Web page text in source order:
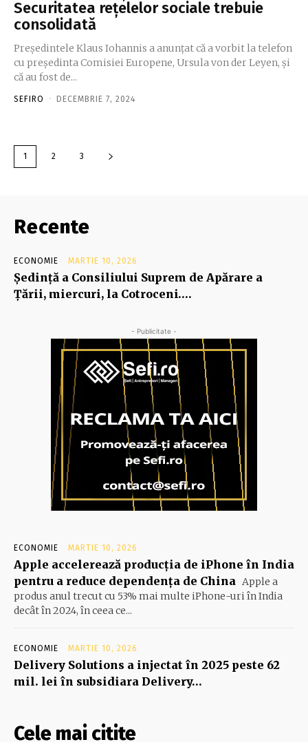
Securitatea rețelelor sociale trebuie
consolidată
Președintele Klaus Iohannis a anunțat că a vorbit la telefon
cu președinta Comisiei Europene, Ursula von der Leyen, și
că au fost de...
SEFIRO - DECEMBRIE 7, 2024
1 2 3
Recente
ECONOMIE MARTIE 10, 2026
Şedinţă a Consiliului Suprem de Apărare a
Ţării, miercuri, la Cotroceni….
- Publicitate -
ECONOMIE MARTIE 10, 2026
Apple accelerează producția de iPhone în India
pentru a reduce dependența de China Apple a
produs anul trecut cu 53% mai multe iPhone-uri în India
decât în 2024, în ceea ce...
ECONOMIE MARTIE 10, 2026
Delivery Solutions a injectat în 2025 peste 62
mil. lei în subsidiara Delivery…
Cele mai citite